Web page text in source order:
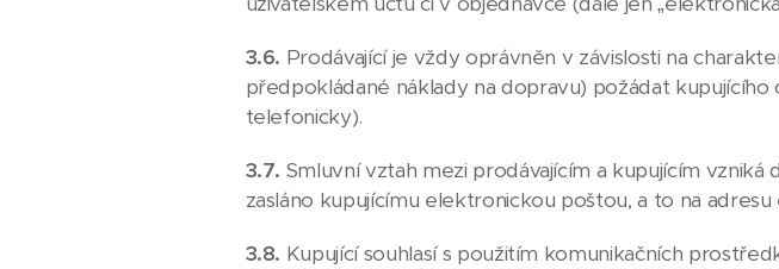
3.6. Prodávající je vždy oprávněn v závislosti na
předpokládané náklady na dopravu) požádat
telefonicky).
3.7. Smluvní vztah mezi prodávajícím a kupujícím
zasláno kupujícímu elektronickou poštou, a to na
3.8. Kupující souhlasí s použitím komunikačních